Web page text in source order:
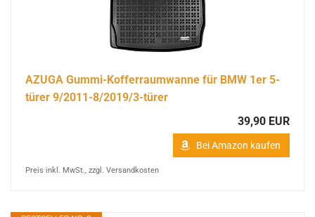
AZUGA Gummi-Kofferraumwanne für BMW 1er 5-
türer 9/2011-8/2019/3-türer
39,90 EUR
Bei Amazon kaufen
Preis inkl. MwSt., zzgl. Versandkosten